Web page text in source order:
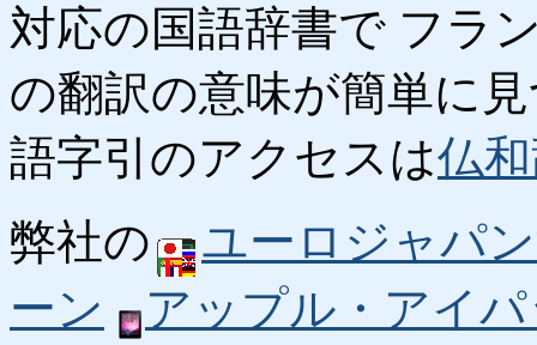
対応の国語辞書で フラ
の翻訳の意味が簡単に
語字引のアクセスは仏
弊社の
ユーロジャパ
ーン
アップル・アイ